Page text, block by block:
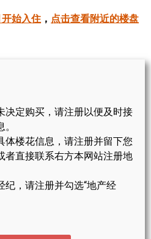
始入住 ， 点击查看附近的楼盘
决定购买，请注册以便及时接
体楼花信息，请注册并留下您
者直接联系右方本网站注册地
纪，请注册并勾选“地产经